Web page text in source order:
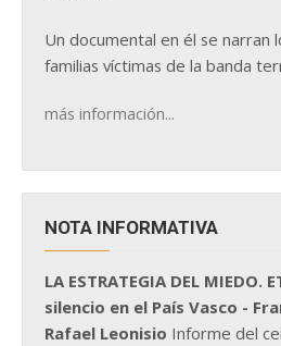
Un documental en él se narran
familias víctimas de la banda
más información...
NOTA INFORMATIVA
LA ESTRATEGIA DEL MIEDO.
silencio en el País Vasco -
Rafael Leonisio Informe del